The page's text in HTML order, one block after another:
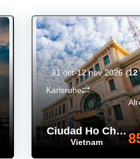
Ciudad Ho Chi
Vietnam
Karlsruhe
31 oct-12 nov 2026(12